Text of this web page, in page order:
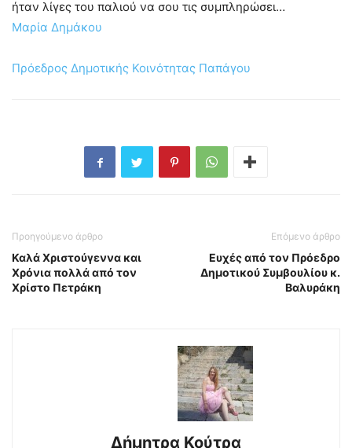
ήταν λίγες του παλιού να σου τις συμπληρώσει…
Μαρία Δημάκου
Πρόεδρος Δημοτικής Κοινότητας Παπάγου
Προηγούμενο άρθρο
Καλά Χριστούγεννα και
Χρόνια πολλά από τον
Χρίστο Πετράκη
Επόμενο άρθρο
Ευχές από τον Πρόεδρο
Δημοτικού Συμβουλίου κ.
Βαλυράκη
Δήμητρα Κούτρα